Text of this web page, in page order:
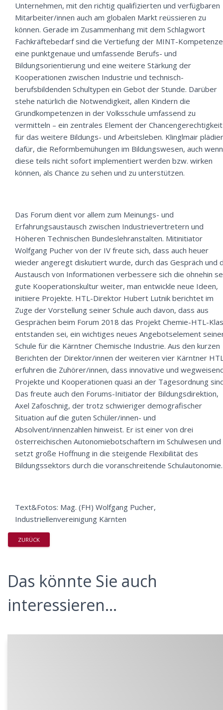
Unternehmen, mit den richtig qualifizierten und verfügbaren
Mitarbeiter/innen auch am globalen Markt reüssieren zu
können. Gerade im Zusammenhang mit dem Schlagwort
Fachkräftebedarf sind die Vertiefung der MINT-
eine punktgenaue und umfassende Berufs- und
Bildungsorientierung und eine weitere Stärkung der
Kooperationen zwischen Industrie und technisch-
berufsbildenden Schultypen ein Gebot der Stunde. Darüber
stehe natürlich die Notwendigkeit, allen Kindern die
Grundkompetenzen in der Volksschule umfassend zu
vermitteln – ein zentrales Element der Chancengerechtigkeit
für das weitere Bildungs- und Arbeitsleben. Klinglmair
dafür, die Reformbemühungen im Bildungswesen, auch wenn
diese teils nicht sofort implementiert werden bzw. wirken
können, als Chance zu sehen und zu unterstützen.
Das Forum dient vor allem zum Meinungs- und
Erfahrungsaustausch zwischen Industrievertretern und
Höheren Technischen Bundeslehranstalten. Mitinitiator
Wolfgang Pucher von der IV freute sich, dass auch heuer
wieder angeregt diskutiert wurde, durch das Gespräch und
Austausch von Informationen verbessere sich die ohnehin
gute Kooperationskultur weiter, man entwickle neue Ideen,
initiiere Projekte. HTL-Direktor Hubert Lutnik berichtet im
Zuge der Vorstellung seiner Schule auch davon, dass aus
Gesprächen beim Forum 2018 das Projekt Chemie-HTL-
entstanden sei, ein wichtiges neues Angebotselement
Schule für die Kärntner Chemische Industrie. Aus den kurzen
Berichten der Direktor/innen der weiteren vier Kärntner
erfuhren die Zuhörer/innen, dass innovative und
Projekte und Kooperationen quasi an der Tagesordnung
Das freute auch den Forums-Initiator der Bildungsdirektion,
Axel Zafoschnig, der trotz schwieriger demografischer
Situation auf die guten Schüler/innen- und
Absolvent/innenzahlen hinweist. Er ist einer von drei
österreichischen Autonomiebotschaftern im Schulwesen und
setzt große Hoffnung in die steigende Flexibilität des
Bildungssektors durch die voranschreitende Schulautonomie.
Text&Fotos: Mag. (FH) Wolfgang Pucher,
Industriellenvereinigung Kärnten
ZURÜCK
Das könnte Sie auch
interessieren...